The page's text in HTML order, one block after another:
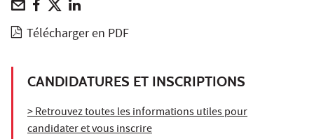
Télécharger en PDF
CANDIDATURES ET INSCRIPTIONS
> Retrouvez toutes les informations utiles pour
candidater et vous inscrire